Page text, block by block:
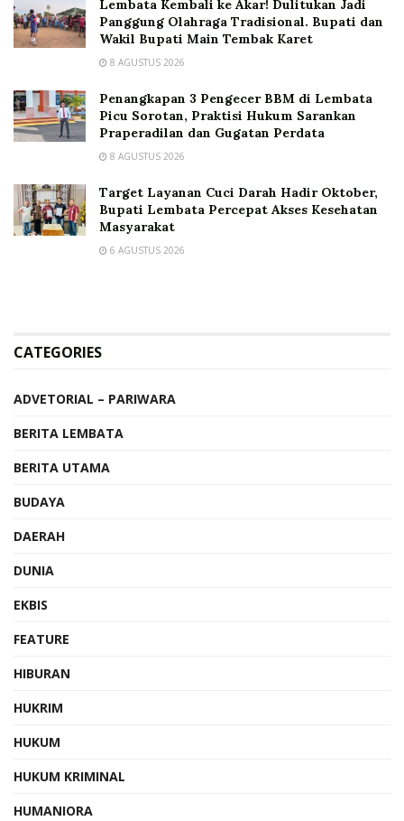
Lembata Kembali ke Akar! Dulitukan Jadi
Panggung Olahraga Tradisional. Bupati dan
Wakil Bupati Main Tembak Karet
8 AGUSTUS 2026
Penangkapan 3 Pengecer BBM di Lembata
Picu Sorotan, Praktisi Hukum Sarankan
Praperadilan dan Gugatan Perdata
8 AGUSTUS 2026
Target Layanan Cuci Darah Hadir Oktober,
Bupati Lembata Percepat Akses Kesehatan
Masyarakat
6 AGUSTUS 2026
CATEGORIES
ADVETORIAL – PARIWARA
BERITA LEMBATA
BERITA UTAMA
BUDAYA
DAERAH
DUNIA
EKBIS
FEATURE
HIBURAN
HUKRIM
HUKUM
HUKUM KRIMINAL
HUMANIORA